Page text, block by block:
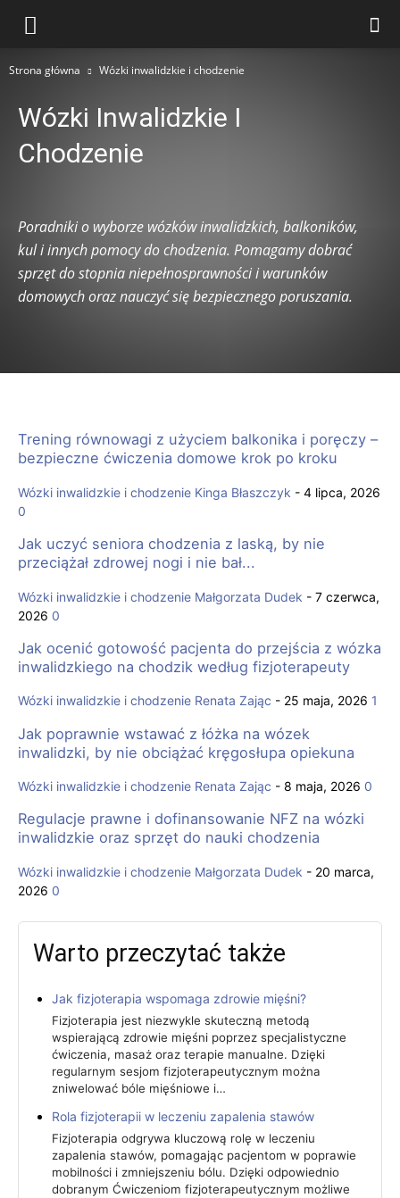
Strona główna Wózki inwalidzkie i chodzenie
Wózki Inwalidzkie I
Chodzenie
Łóżka rehabilitacyjne
Opieka nad osobą niesamodzielną
Profilaktyka odleżyn
Publikacje czytelników
Rehabilitacja
Rehabilitacja po operacjach i urazach
Sprzęt rehabilitacyjny w domu
Tlenoterapia i koncentratory tlenu
Poradniki o wyborze wózków inwalidzkich, balkoników,
kul i innych pomocy do chodzenia. Pomagamy dobrać
sprzęt do stopnia niepełnosprawności i warunków
domowych oraz nauczyć się bezpiecznego poruszania.
Trening równowagi z użyciem balkonika i poręczy –
bezpieczne ćwiczenia domowe krok po kroku
Wózki inwalidzkie i chodzenie Kinga Błaszczyk - 4 lipca, 2026
0
Jak uczyć seniora chodzenia z laską, by nie
przeciążał zdrowej nogi i nie bał...
Wózki inwalidzkie i chodzenie Małgorzata Dudek - 7 czerwca,
2026 0
Jak ocenić gotowość pacjenta do przejścia z wózka
inwalidzkiego na chodzik według fizjoterapeuty
Wózki inwalidzkie i chodzenie Renata Zając - 25 maja, 2026 1
Jak poprawnie wstawać z łóżka na wózek
inwalidzki, by nie obciążać kręgosłupa opiekuna
Wózki inwalidzkie i chodzenie Renata Zając - 8 maja, 2026 0
Regulacje prawne i dofinansowanie NFZ na wózki
inwalidzkie oraz sprzęt do nauki chodzenia
Wózki inwalidzkie i chodzenie Małgorzata Dudek - 20 marca,
2026 0
Warto przeczytać także
Jak fizjoterapia wspomaga zdrowie mięśni?
Fizjoterapia jest niezwykle skuteczną metodą
wspierającą zdrowie mięśni poprzez specjalistyczne
ćwiczenia, masaż oraz terapie manualne. Dzięki
regularnym sesjom fizjoterapeutycznym można
zniwelować bóle mięśniowe i…
Rola fizjoterapii w leczeniu zapalenia stawów
Fizjoterapia odgrywa kluczową rolę w leczeniu
zapalenia stawów, pomagając pacjentom w poprawie
mobilności i zmniejszeniu bólu. Dzięki odpowiednio
dobranym Ćwiczeniom fizjoterapeutycznym możliwe